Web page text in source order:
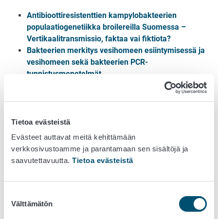
Tietoa evästeistä
Evästeet auttavat meitä kehittämään
verkkosivustoamme ja parantamaan sen sisältöjä ja
saavutettavuutta. Tietoa evästeistä
valinta
Välttämätön
Antibioottiresistenttien kampylobakteerien
populaatiogenetiikka broilereilla Suomessa –
Vertikaalitransmissio, faktaa vai fiktiota?
Bakteerien merkitys vesihomeen esiintymisessä ja
vesihomeen sekä bakteerien PCR-
tunnistusmenetelmät
Eläintuotannon uudet epätyypilliset zoonoosiuhkat
EU:n vapaaehtoinen mehiläiskuolleisuuden ja
porotaloudelle
Ihmisten kotimaisten EHEC-tapausten ja nautojen